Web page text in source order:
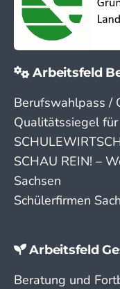
Arbeitsfeld
Berufswahlpass /
Qualitätssiegel
SCHAU REIN! –
Sachsen
Schülerfirmen
Arbeitsfeld
Beratung und